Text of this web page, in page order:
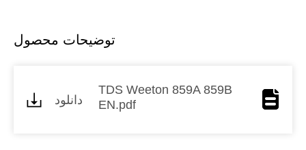
توضیحات محصول
TDS Weeton 859A 859B
EN.pdf
دانلود